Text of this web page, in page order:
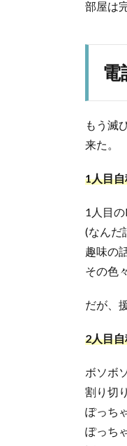
部屋は
電
もう滅
来た。
1人目
1人目
(なんだ
趣味の
その色
だが、
2人目
ボソボ
割り切
ぽっち
ぽっち